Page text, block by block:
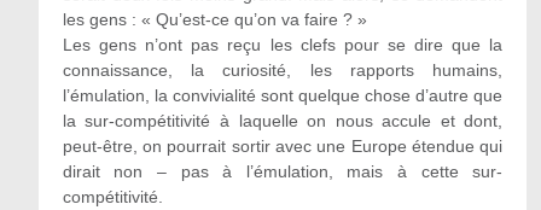
les gens : « Qu’est-ce qu’on va faire ? »
Les gens n’ont pas reçu les clefs pour se dire que la
connaissance, la curiosité, les rapports humains,
l’émulation, la convivialité sont quelque chose d’autre que
la sur-compétitivité à laquelle on nous accule et dont,
peut-être, on pourrait sortir avec une Europe étendue qui
dirait non – pas à l’émulation, mais à cette sur-
compétitivité.